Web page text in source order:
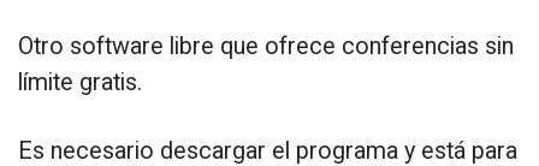
Otro software libre que ofrece conferencias sin
límite gratis.
Es necesario descargar el programa y está para